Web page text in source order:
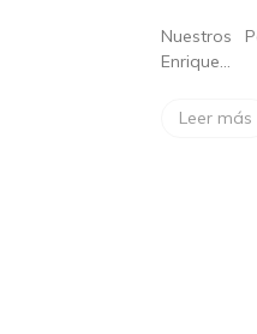
Nuestros
Enrique…
Leer más